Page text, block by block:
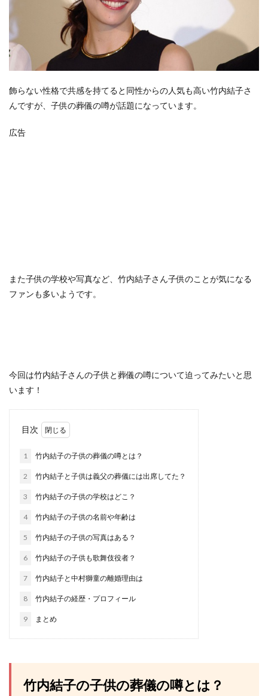
飾らない性格で共感を持てると同性からの人気も高い竹内結子さ
んですが、子供の葬儀の噂が話題になっています。
広告
また子供の学校や写真など、竹内結子さん子供のことが気になる
ファンも多いようです。
今回は竹内結子さんの子供と葬儀の噂について迫ってみたいと思
います！
目次
1 竹内結子の子供の葬儀の噂とは？
2 竹内結子と子供は義父の葬儀には出席してた？
3 竹内結子の子供の学校はどこ？
4 竹内結子の子供の名前や年齢は
5 竹内結子の子供の写真はある？
6 竹内結子の子供も歌舞伎役者？
7 竹内結子と中村獅童の離婚理由は
8 竹内結子の経歴・プロフィール
9 まとめ
竹内結子の子供の葬儀の噂とは？